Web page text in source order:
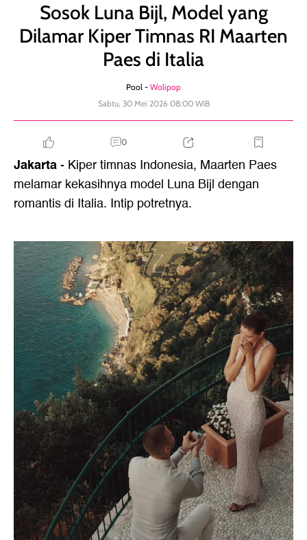
Sosok Luna Bijl, Model yang
Dilamar Kiper Timnas RI Maarten
Paes di Italia
Pool - Wolipop
Sabtu, 30 Mei 2026 08:00 WIB
0
Jakarta- Kiper timnas Indonesia, Maarten Paes
melamar kekasihnya model Luna Bijl dengan
romantis di Italia. Intip potretnya.